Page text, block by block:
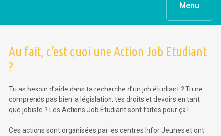
Menu
Au fait, c'est quoi une Action Job Etudiant
?
Tu as besoin d’aide dans ta recherche d’un job étudiant ? Tu ne
comprends pas bien la législation, tes droits et devoirs en tant
que jobiste ? Les Actions Job Étudiant sont faites pour ça !
Ces actions sont organisées par les centres Infor Jeunes et ont